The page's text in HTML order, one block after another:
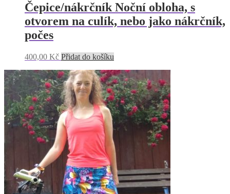
Čepice/nákrčník Noční obloha, s
otvorem na culík, nebo jako nákrčník,
počes
400,00 Kč Přidat do košíku